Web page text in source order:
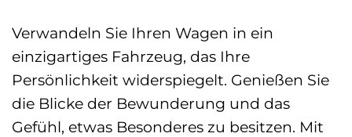
Verwandeln Sie Ihren Wagen in ein
einzigartiges Fahrzeug, das Ihre
Persönlichkeit widerspiegelt. Genießen Sie
die Blicke der Bewunderung und das
Gefühl, etwas Besonderes zu besitzen. Mit